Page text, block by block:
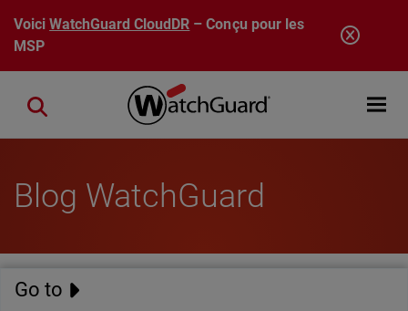
Aller au contenu principal
VoiciWatchGuard CloudDR – Conçu pour les
MSP
Open
Close search
Blog WatchGuard
Go to